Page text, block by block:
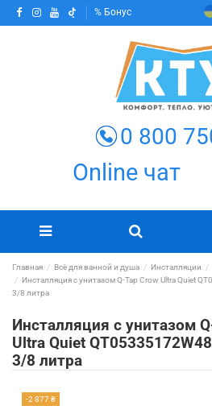
Бонус
0 800
Online чат
Главная Всё для ванной и душа Инсталляции
Инсталляция с унитазом Q-Tap Crow Ultra Quiet
3/8 литра
Инсталляция с унитазом
Ultra Quiet
3/8 литра
-2 877 ₴